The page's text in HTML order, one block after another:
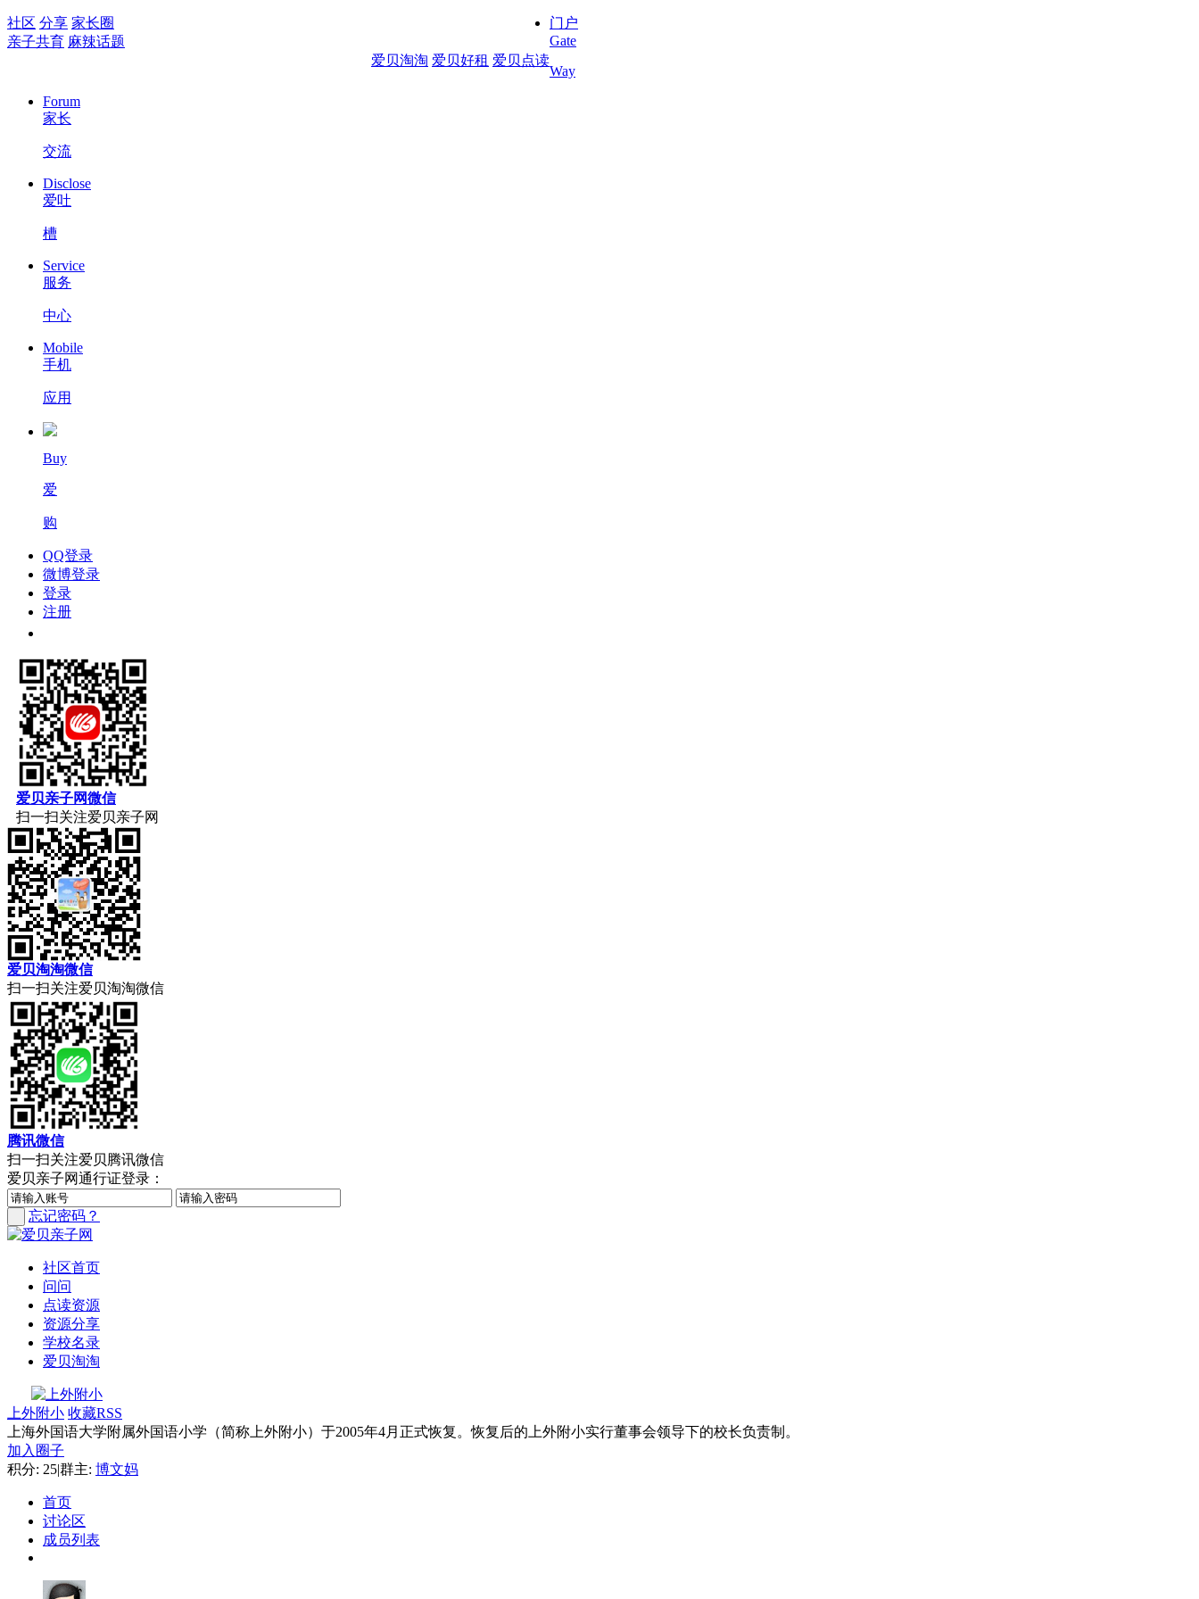
社区 分享 家长圈
亲子共育 麻辣话题
爱贝淘淘 爱贝好租 爱贝点读
门户
Gate
Way
Forum
家长
交流
Disclose
爱吐
槽
Service
服务
中心
Mobile
手机
应用
Buy
爱
购
QQ登录
微博登录
登录
注册
爱贝亲子网微信
扫一扫关注爱贝亲子网
爱贝淘淘微信
扫一扫关注爱贝淘淘微信
腾讯微信
扫一扫关注爱贝腾讯微信
爱贝亲子网通行证登录：
忘记密码？
社区首页
问问
点读资源
资源分享
学校名录
爱贝淘淘
上外附小 收藏RSS
上海外国语大学附属外国语小学（简称上外附小）于2005年4月正式恢复。恢复后的上外附小实行董事会领导下的校长负责制。
加入圈子
积分: 25|群主: 博文妈
首页
讨论区
成员列表